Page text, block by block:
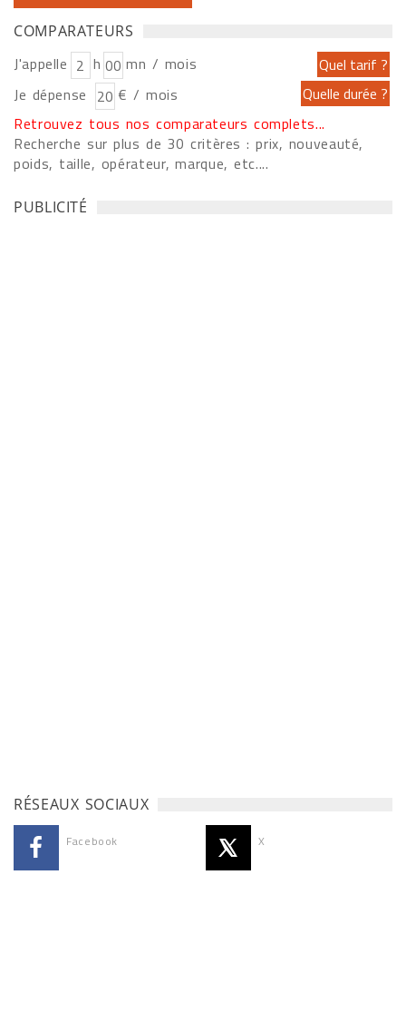
COMPARATEURS
J'appelle h
mn / mois
Je dépense
€ / mois
Retrouvez tous nos comparateurs complets...
Recherche sur plus de 30 critères : prix, nouveauté,
poids, taille, opérateur, marque, etc....
PUBLICITÉ
RÉSEAUX SOCIAUX
Facebook X